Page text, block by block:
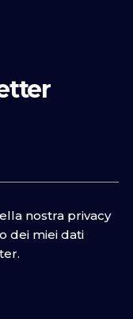
nostra privacy
dei miei dati